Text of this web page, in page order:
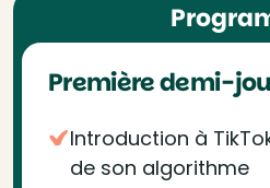
Première demi-
Introduction à
de son algorithme